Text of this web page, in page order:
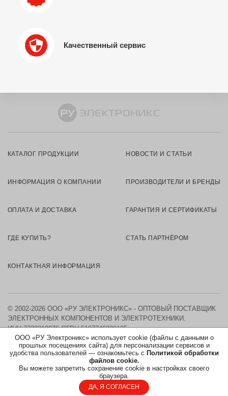
Качественный сервис
ООО «РУ Электроникс» использует cookie (файлы с данными о
прошлых посещениях сайта) для персонализации сервисов и
удобства пользователей — ознакомьтесь с Политикой обработки
файлов cookie.
Вы можете запретить сохранение cookie в настройках своего
браузера.
ДА, Я СОГЛАСЕН
КАТАЛОГ ПРОДУКЦИИ НОВОСТИ И СТАТЬИ
ИНФОРМАЦИЯ О КОМПАНИИ ПРОИЗВОДИТЕЛИ И БРЕНДЫ
ОПЛАТА И ДОСТАВКА ГАРАНТИЯ И СЕРТИФИКАТЫ
ГДЕ КУПИТЬ? СТАТЬ ПАРТНЁРОМ
КОНТАКТНАЯ ИНФОРМАЦИЯ
© 2002-2026 ООО «РУ ЭЛЕКТРОНИКС» - ОПТОВЫЙ ПОСТАВЩИК
ЭЛЕКТРОННЫХ КОМПОНЕНТОВ И ЭЛЕКТРОТЕХНИКИ.
ИНН 7730219976 ОГРН 5167746326105
КАРТА САЙТА
ПОЛИТИКА ОБРАБОТКИ ПЕРСОНАЛЬНЫХ ДАННЫХ
СОГЛАСИЕ НА ОБРАБОТКУ ПЕРСОНАЛЬНЫХ ДАННЫХ